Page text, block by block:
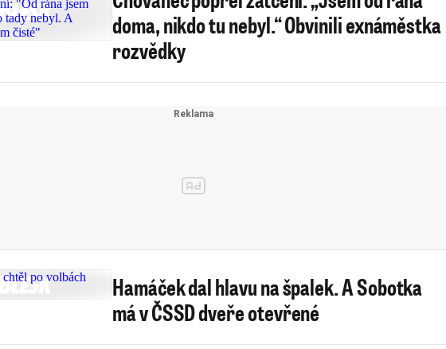
doma, nikdo tu nebyl.“ Obvinili exnáměstka
rozvědky
Hamáček dal hlavu na špalek. A Sobotka
má v ČSSD dveře otevřené